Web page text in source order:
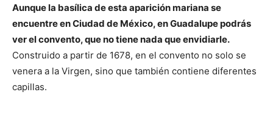
Aunque la basílica de esta aparición mariana se
encuentre en Ciudad de México, en Guadalupe podrás
ver el convento, que no tiene nada que envidiarle.
Construido a partir de 1678, en el convento no solo se
venera a la Virgen, sino que también contiene diferentes
capillas.